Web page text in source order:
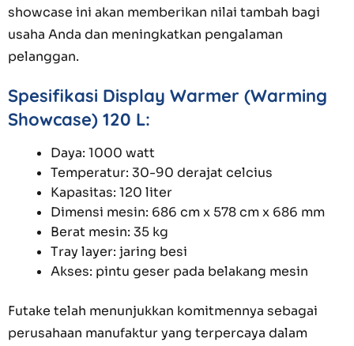
showcase ini akan memberikan nilai tambah bagi
usaha Anda dan meningkatkan pengalaman
pelanggan.
Spesifikasi Display Warmer (Warming
Showcase) 120 L:
Daya: 1000 watt
Temperatur: 30-90 derajat celcius
Kapasitas: 120 liter
Dimensi mesin: 686 cm x 578 cm x 686 mm
Berat mesin: 35 kg
Tray layer: jaring besi
Akses: pintu geser pada belakang mesin
Futake telah menunjukkan komitmennya sebagai
perusahaan manufaktur yang terpercaya dalam